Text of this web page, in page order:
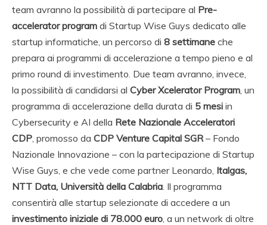
team avranno la possibilità di partecipare al Pre-
accelerator program di Startup Wise Guys dedicato alle
startup informatiche, un percorso di 8 settimane che
prepara ai programmi di accelerazione a tempo pieno e al
primo round di investimento. Due team avranno, invece,
la possibilità di candidarsi al Cyber Xcelerator Program , un
programma di accelerazione della durata di 5 mesi in
Cybersecurity e AI della Rete Nazionale Acceleratori
CDP , promosso da CDP Venture Capital SGR – Fondo
Nazionale Innovazione – con la partecipazione di Startup
Wise Guys, e che vede come partner Leonardo, Italgas,
NTT Data, Università della Calabria . Il programma
consentirà alle startup selezionate di accedere a un
investimento iniziale di 78.000 euro , a un network di oltre